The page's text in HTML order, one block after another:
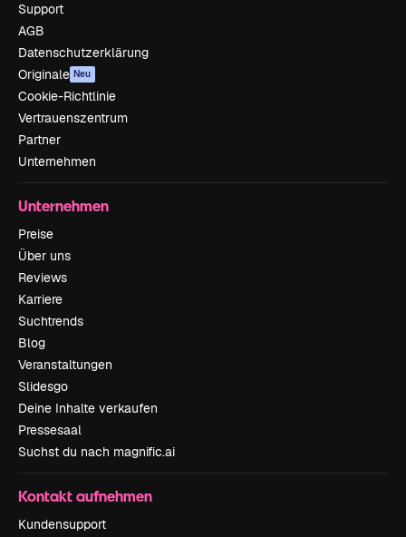
Support
AGB
Datenschutzerklärung
Originale Neu
Cookie-Richtlinie
Vertrauenszentrum
Partner
Unternehmen
Unternehmen
Preise
Über uns
Reviews
Karriere
Suchtrends
Blog
Veranstaltungen
Slidesgo
Deine Inhalte verkaufen
Pressesaal
Suchst du nach magnific.ai
Kontakt aufnehmen
Kundensupport